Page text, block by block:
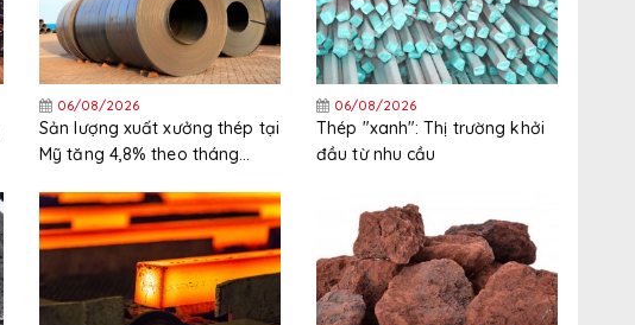
06/08/2026
Sản lượng xuất xưởng thép tại
Mỹ tăng 4,8% theo tháng
06/08/2026
Thép "xanh": Thị trường khởi
đầu từ nhu cầu